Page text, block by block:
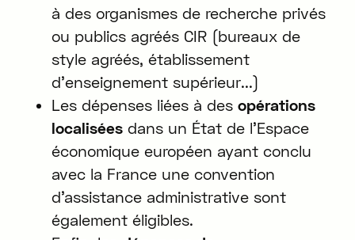
à des organismes de recherche privés
ou publics agréés CIR (bureaux de
style agréés, établissement
d'enseignement supérieur...)
Les dépenses liées à des opérations
localiséesdans un État de l'Espace
économique européen ayant conclu
avec la France une convention
d'assistance administrative sont
également éligibles.